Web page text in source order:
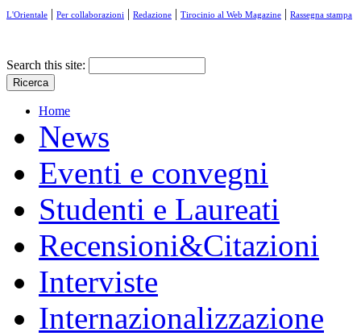
L'Orientale | Per collaborazioni | Redazione | Tirocinio al Web Magazine | Rassegna stampa
Search this site:
Home
News
Eventi e convegni
Studenti e Laureati
Recensioni&Citazioni
Interviste
Internazionalizzazione